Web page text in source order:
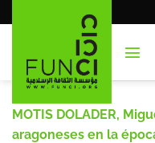
al
MOTIS DOLADER,
aragoneses en la